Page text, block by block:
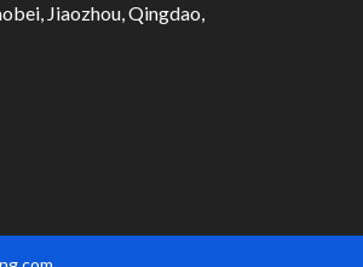
Jiaozhou, Qingdao,